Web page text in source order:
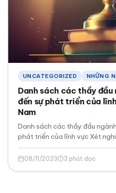
UNCATEGORIZED NHỮNG
Danh sách các thầy đầu
đến sự phát triển của
Nam
Danh sách các thầy đầu
phát triển của lĩnh vực Xét
trên internet…
08/11/2023 3 phút đọc